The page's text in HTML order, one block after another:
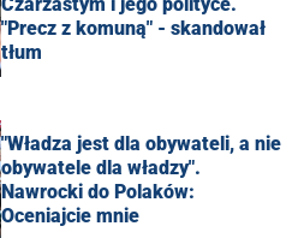
"Precz z komuną" - skandował
tłum
"Władza jest dla obywateli, a nie
obywatele dla władzy".
Nawrocki do Polaków:
Oceniajcie mnie